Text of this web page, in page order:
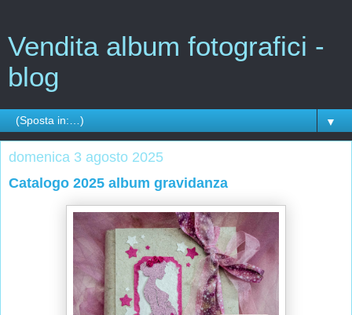
Vendita album fotografici -
blog
▼
domenica 3 agosto 2025
Catalogo 2025 album gravidanza